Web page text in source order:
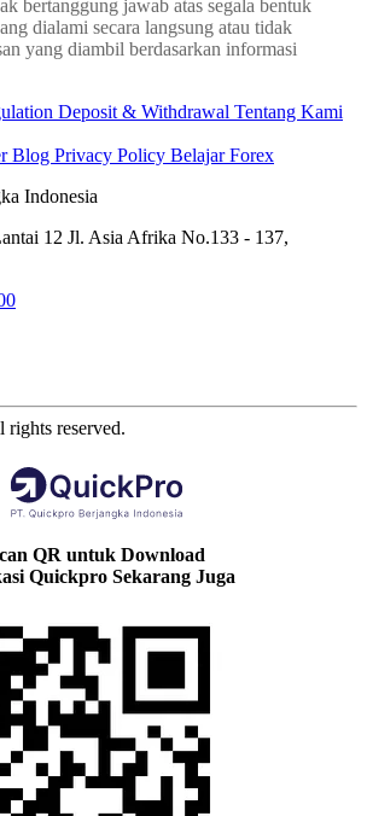
bertanggung jawab atas segala bentuk
dialami secara langsung atau tidak
yang diambil berdasarkan informasi
Deposit & Withdrawal Tentang Kami
Blog Privacy Policy Belajar Forex
Indonesia
12 Jl. Asia Afrika No.133 - 137,
reserved.
QR untuk Download
Quickpro Sekarang Juga